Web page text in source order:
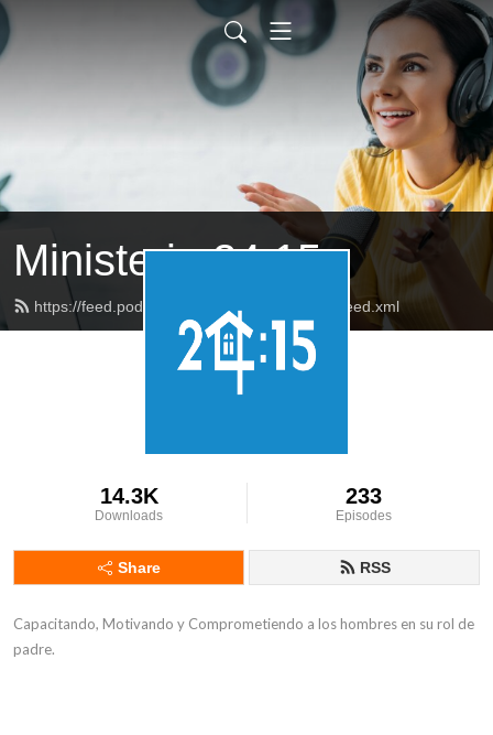
Ministerio 24:15
https://feed.podbean.com/PadredeCorazon/feed.xml
14.3K
Downloads
233
Episodes
Share RSS
Capacitando, Motivando y Comprometiendo a los hombres en su rol de
padre.